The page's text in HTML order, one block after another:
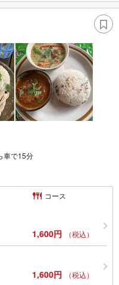
車で15分
コース
1,600円 （税込）
1,600円 （税込）